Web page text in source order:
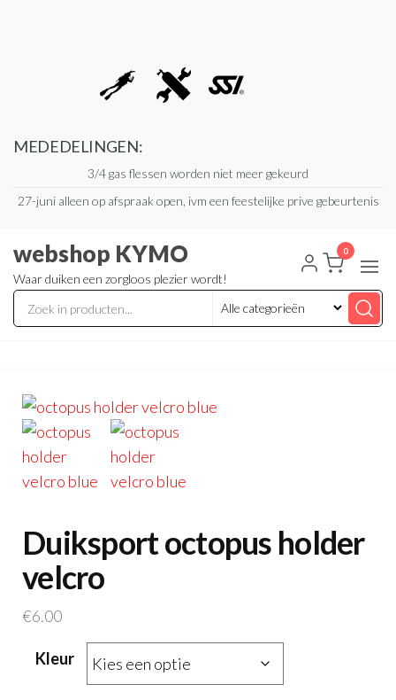
MEDEDELINGEN:
3/4 gas flessen worden niet meer gekeurd
27-juni alleen op afspraak open, ivm een feestelijke prive gebeurtenis
webshop KYMO
Waar duiken een zorgloos plezier wordt!
0
Duiksport octopus holder
velcro
€6.00
Kleur